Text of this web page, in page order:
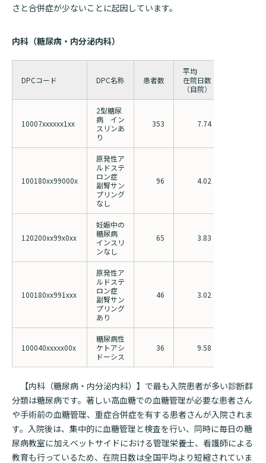
さと合併症が少ないことに起因しています。
内科（糖尿病・内分泌内科）
DPCコード DPC名称 患者数
平均
在院日数
（自院）
10007xxxxxx1xx
2型糖尿
病 イン
スリンあ
り
353 7.74
100180xx99000x
原発性ア
ルドステ
ロン症
副腎サン
プリング
なし
96 4.02
120200xx99x0xx
妊娠中の
糖尿病
インスリ
ンなし
65 3.83
100180xx991xxx
原発性ア
ルドステ
ロン症
副腎サン
プリング
あり
46 3.02
100040xxxxx00x
糖尿病性
ケトアシ
ドーシス
36 9.58
【内科（糖尿病・内分泌内科）】で最も入院患者が多い診断群
分類は糖尿病です。著しい高血糖での血糖管理が必要な患者さん
や手術前の血糖管理、重症合併症を有する患者さんが入院されま
す。入院後は、集中的に血糖管理と検査を行い、同時に毎日の糖
尿病教室に加えベットサイドにおける管理栄養士、看護師による
教育も行っているため、在院日数は全国平均より短縮されていま